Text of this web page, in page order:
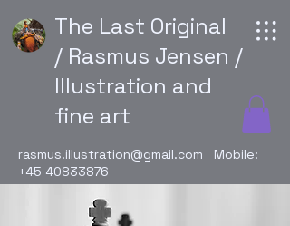
The Last Original
/ Rasmus Jensen /
Illustration and
fine art
rasmus.illustration@gmail.com Mobile:
+45 40833876